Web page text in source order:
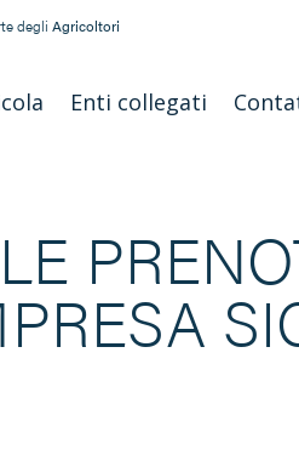
degli Agricoltori
Enti collegati